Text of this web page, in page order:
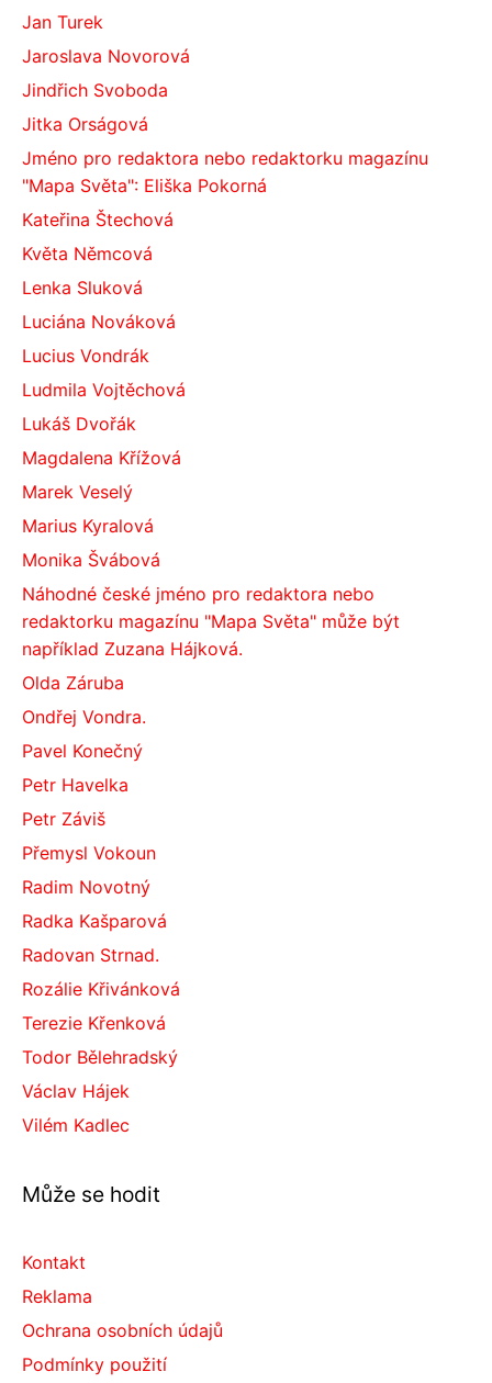
Jan Turek
Jaroslava Novorová
Jindřich Svoboda
Jitka Orságová
Jméno pro redaktora nebo redaktorku magazínu
"Mapa Světa": Eliška Pokorná
Kateřina Štechová
Květa Němcová
Lenka Sluková
Luciána Nováková
Lucius Vondrák
Ludmila Vojtěchová
Lukáš Dvořák
Magdalena Křížová
Marek Veselý
Marius Kyralová
Monika Švábová
Náhodné české jméno pro redaktora nebo
redaktorku magazínu "Mapa Světa" může být
například Zuzana Hájková.
Olda Záruba
Ondřej Vondra.
Pavel Konečný
Petr Havelka
Petr Záviš
Přemysl Vokoun
Radim Novotný
Radka Kašparová
Radovan Strnad.
Rozálie Křivánková
Terezie Křenková
Todor Bělehradský
Václav Hájek
Vilém Kadlec
Může se hodit
Kontakt
Reklama
Ochrana osobních údajů
Podmínky použití